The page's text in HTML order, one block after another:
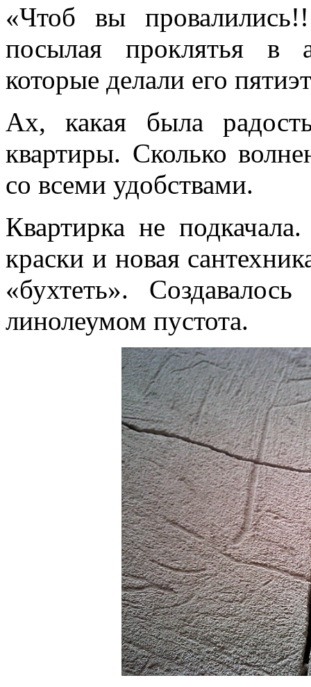
«Чтоб вы
посылая проклятья в
которые делали его
Ах, какая была
квартиры. Сколько
со всеми удобствами.
Квартирка не
краски и новая
«бухтеть».
линолеумом пустота.